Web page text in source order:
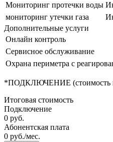
Мониторинг протечки воды
мониторинг утечки газа
Дополнительные услуги
Онлайн контроль
Сервисное обслуживание
Охрана периметра с
*ПОДКЛЮЧЕНИЕ (стоимость
Итоговая стоимость
Подключение
0 руб.
Абонентская плата
0 руб./мес.